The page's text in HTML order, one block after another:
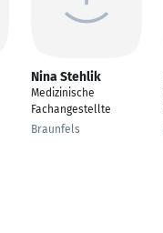
Nina Stehlik
Medizinische
Fachangestellte
Braunfels